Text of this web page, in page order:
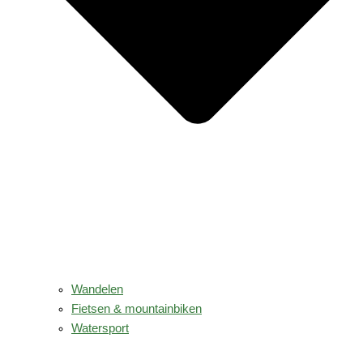
Wandelen
Fietsen & mountainbiken
Watersport